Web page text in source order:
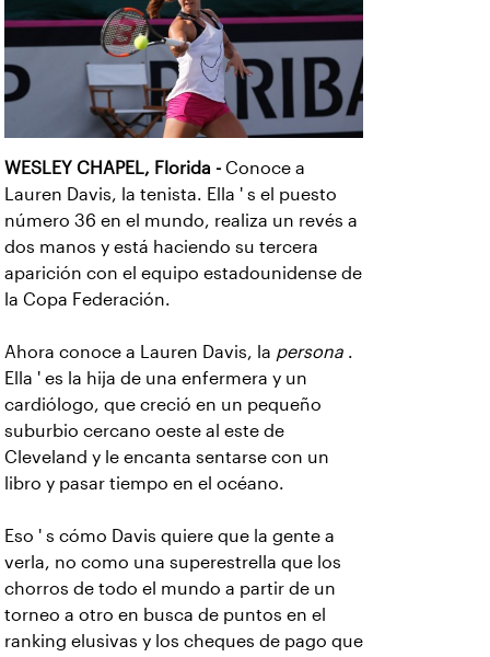
WESLEY CHAPEL, Florida - Conoce a
Lauren Davis, la tenista. Ella ' s el puesto
número 36 en el mundo, realiza un revés a
dos manos y está haciendo su tercera
aparición con el equipo estadounidense de
la Copa Federación.
Ahora conoce a Lauren Davis, la persona .
Ella ' es la hija de una enfermera y un
cardiólogo, que creció en un pequeño
suburbio cercano oeste al este de
Cleveland y le encanta sentarse con un
libro y pasar tiempo en el océano.
Eso ' s cómo Davis quiere que la gente a
verla, no como una superestrella que los
chorros de todo el mundo a partir de un
torneo a otro en busca de puntos en el
ranking elusivas y los cheques de pago que